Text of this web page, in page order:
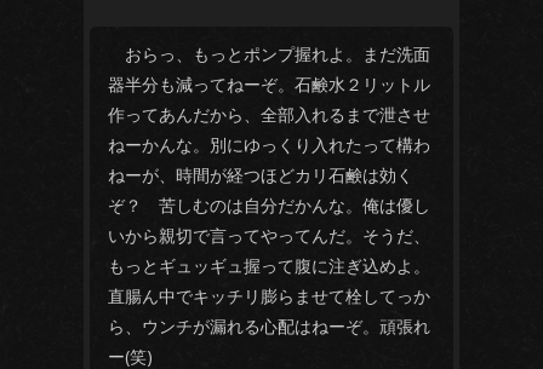
おらっ、もっとポンプ握れよ。まだ洗面
器半分も減ってねーぞ。石鹸水２リットル
作ってあんだから、全部入れるまで泄させ
ねーかんな。別にゆっくり入れたって構わ
ねーが、時間が経つほどカリ石鹸は効く
ぞ？ 苦しむのは自分だかんな。俺は優し
いから親切で言ってやってんだ。そうだ、
もっとギュッギュ握って腹に注ぎ込めよ。
直腸ん中でキッチリ膨らませて栓してっか
ら、ウンチが漏れる心配はねーぞ。頑張れ
ー(笑)